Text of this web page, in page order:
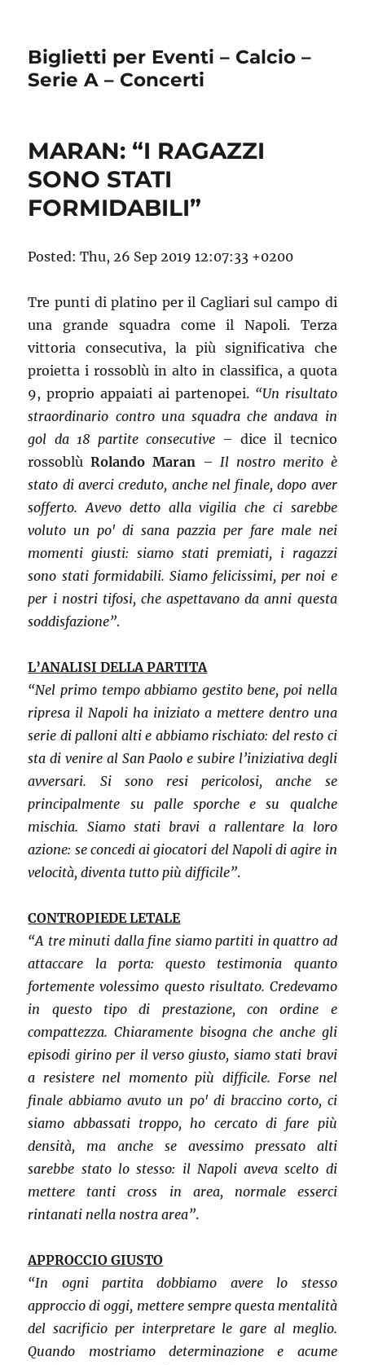
Biglietti per Eventi – Calcio –
Serie A – Concerti
MARAN: “I RAGAZZI
SONO STATI
FORMIDABILI”
Posted: Thu, 26 Sep 2019 12:07:33 +0200
Tre punti di platino per il Cagliari sul campo di
una grande squadra come il Napoli. Terza
vittoria consecutiva, la più significativa che
proietta i rossoblù in alto in classifica, a quota
9, proprio appaiati ai partenopei. “Un risultato
straordinario contro una squadra che andava in
gol da 18 partite consecutive – dice il tecnico
rossoblùRolando Maran–Il nostro merito è
stato di averci creduto, anche nel finale, dopo aver
sofferto. Avevo detto alla vigilia che ci sarebbe
voluto un po' di sana pazzia per fare male nei
momenti giusti: siamo stati premiati, i ragazzi
sono stati formidabili. Siamo felicissimi, per noi e
per i nostri tifosi, che aspettavano da anni questa
soddisfazione”.
L’ANALISI DELLA PARTITA
“Nel primo tempo abbiamo gestito bene, poi nella
ripresa il Napoli ha iniziato a mettere dentro una
serie di palloni alti e abbiamo rischiato: del resto ci
sta di venire al San Paolo e subire l’iniziativa degli
avversari. Si sono resi pericolosi, anche se
principalmente su palle sporche e su qualche
mischia. Siamo stati bravi a rallentare la loro
azione: se concedi ai giocatori del Napoli di agire in
velocità, diventa tutto più difficile”.
CONTROPIEDE LETALE
“A tre minuti dalla fine siamo partiti in quattro ad
attaccare la porta: questo testimonia quanto
fortemente volessimo questo risultato. Credevamo
in questo tipo di prestazione, con ordine e
compattezza. Chiaramente bisogna che anche gli
episodi girino per il verso giusto, siamo stati bravi
a resistere nel momento più difficile. Forse nel
finale abbiamo avuto un po' di braccino corto, ci
siamo abbassati troppo, ho cercato di fare più
densità, ma anche se avessimo pressato alti
sarebbe stato lo stesso: il Napoli aveva scelto di
mettere tanti cross in area, normale esserci
rintanati nella nostra area”.
APPROCCIO GIUSTO
“In ogni partita dobbiamo avere lo stesso
approccio di oggi, mettere sempre questa mentalità
del sacrificio per interpretare le gare al meglio.
Quando mostriamo determinazione e acume